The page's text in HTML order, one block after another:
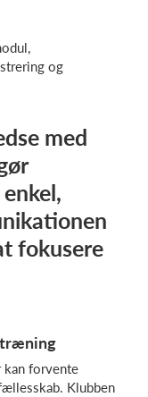
og
med
fokusere
kan forvente
Klubben